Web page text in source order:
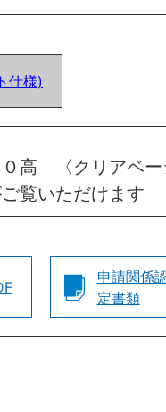
仕様)
高 〈クリアベ
覧いただけます
申請関係
定書類